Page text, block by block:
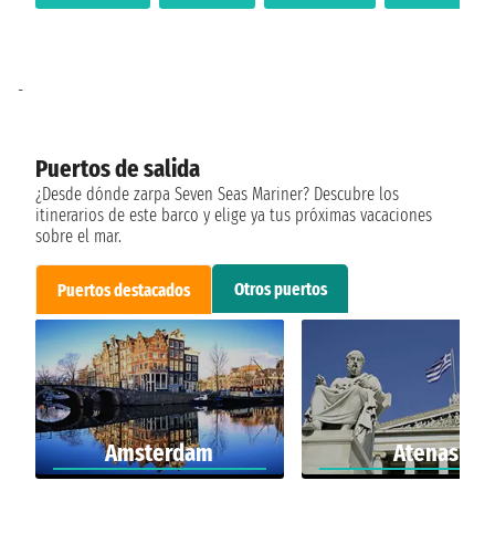
Puertos de salida
¿Desde dónde zarpa Seven Seas Mariner? Descubre los
itinerarios de este barco y elige ya tus próximas vacaciones
sobre el mar.
Puertos destacados Otros puertos
Amsterdam Atenas
-